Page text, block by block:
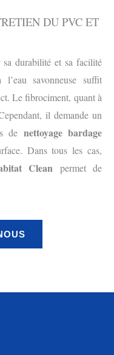
DU PVC ET
durabilité et sa facilité
savonneuse suffit
Le fibrociment, quant à
il demande un
de nettoyage bardage
Dans tous les cas,
Clean permet de